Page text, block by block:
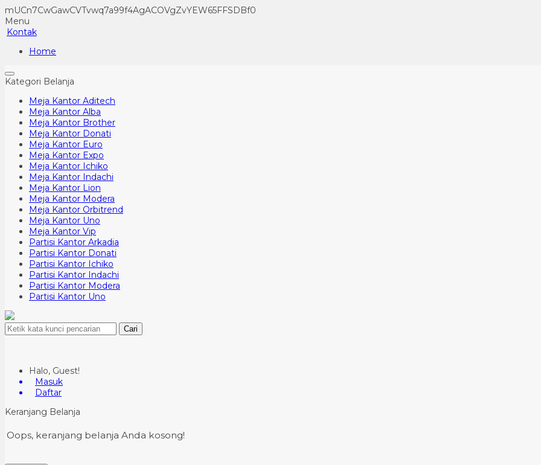
mUCn7CwGawCVTvwq7a99f4AgACOVgZvYEW65FFSDBf0
Menu
Kontak
Home
Kategori Belanja
Meja Kantor Aditech
Meja Kantor Alba
Meja Kantor Brother
Meja Kantor Donati
Meja Kantor Euro
Meja Kantor Expo
Meja Kantor Ichiko
Meja Kantor Indachi
Meja Kantor Lion
Meja Kantor Modera
Meja Kantor Orbitrend
Meja Kantor Uno
Meja Kantor Vip
Partisi Kantor Arkadia
Partisi Kantor Donati
Partisi Kantor Ichiko
Partisi Kantor Indachi
Partisi Kantor Modera
Partisi Kantor Uno
Cari
Halo, Guest!
Masuk
Daftar
Keranjang Belanja
Oops, keranjang belanja Anda kosong!